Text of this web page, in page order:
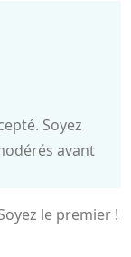
Soyez
avant
le premier !